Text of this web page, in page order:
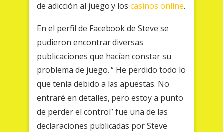
de adicción al juego y los casinos online.
En el perfil de Facebook de Steve se
pudieron encontrar diversas
publicaciones que hacían constar su
problema de juego. “ He perdido todo lo
que tenía debido a las apuestas. No
entraré en detalles, pero estoy a punto
de perder el control” fue una de las
declaraciones publicadas por Steve